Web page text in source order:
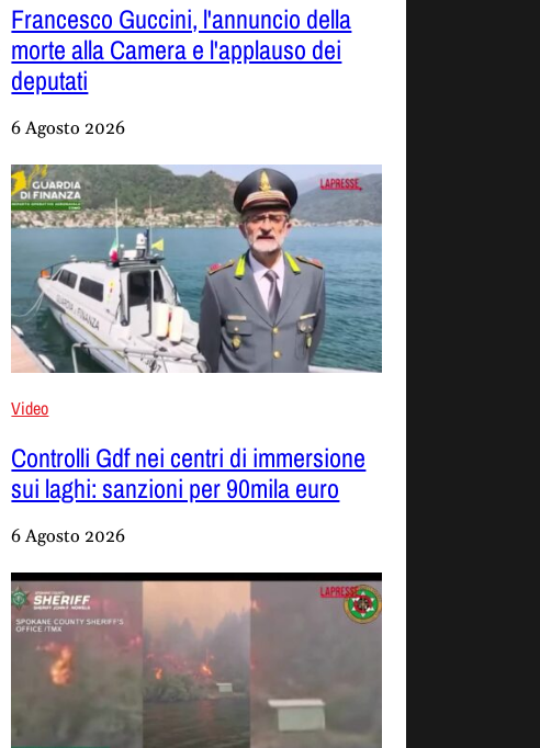
Francesco Guccini, l'annuncio della
morte alla Camera e l'applauso dei
deputati
6 Agosto 2026
Video
Controlli Gdf nei centri di immersione
sui laghi: sanzioni per 90mila euro
6 Agosto 2026